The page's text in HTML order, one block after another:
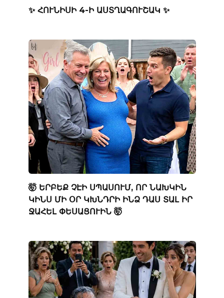
✨ ՀՈՒՆԻՍԻ 4-Ի ԱՍՏՂԱԳՈՒՇԱԿ ✨
🤯 ԵՐԲԵՔ ՉԷԻ ՍՊԱՍՈՒՄ, ՈՐ ՆԱԽԿԻՆ
ԿԻՆՍ ՄԻ ՕՐ ԿԽՆԴՐԻ ԻՆՁ ԴԱՍ ՏԱԼ ԻՐ
ՋԱՀԵԼ ՓԵՍԱՑՈՒԻՆ 🤯